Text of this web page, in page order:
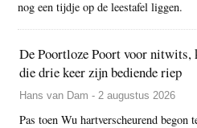
nog een tijdje op de leestafel liggen.
De Poortloze Poort voor nitwits,
die drie keer zijn bediende riep
Hans van Dam - 2 augustus 2026
Pas toen Wu hartverscheurend begon